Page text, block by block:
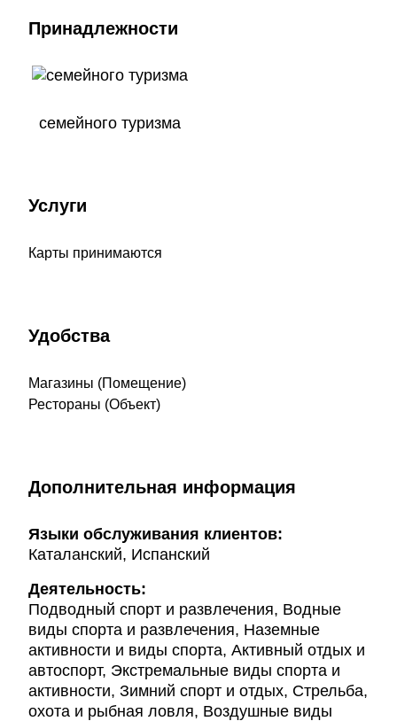
Принадлежности
семейного туризма
Услуги
Карты принимаются
Удобства
Магазины (Помещение)
Рестораны (Объект)
Дополнительная информация
Языки обслуживания клиентов:
Каталанский, Испанский
Деятельность:
Подводный спорт и развлечения, Водные
виды спорта и развлечения, Наземные
активности и виды спорта, Активный отдых и
автоспорт, Экстремальные виды спорта и
активности, Зимний спорт и отдых, Стрельба,
охота и рыбная ловля, Воздушные виды